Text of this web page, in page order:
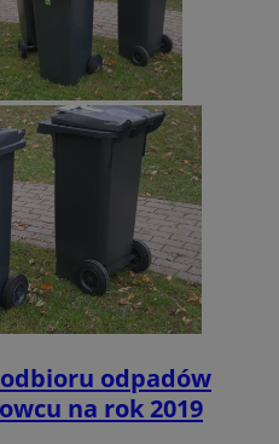
odpadów
na rok 2019